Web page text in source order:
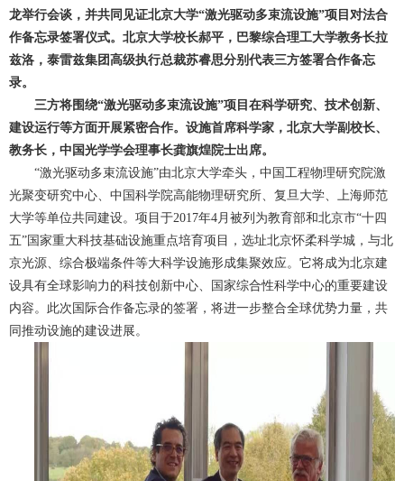
龙举行会谈，并共同见证北京大学“激光驱动多束流设施”项目对法合
作备忘录签署仪式。 北京大学校长郝平，巴黎综合理工大学教务长拉
兹洛，泰雷兹集团高级执行总裁苏睿思分别代表三方签署合作备忘
录。
三方将围绕“激光驱动多束流设施”项目在科学研究、技术创新、
建设运行等方面开展紧密合作。 设施首席科学家，北京大学副校长、
教务长，中国光学学会理事长龚旗煌院士出席。
“激光驱动多束流设施”由北京大学牵头，中国工程物理研究院激
光聚变研究中心、中国科学院高能物理研究所、复旦大学、上海师范
大学等单位共同建设。 项目于2017年4月被列为教育部和北京市“十四
五”国家重大科技基础设施重点培育项目，选址北京怀柔科学城，与北
京光源、综合极端条件等大科学设施形成集聚效应。 它将成为北京建
设具有全球影响力的科技创新中心、国家综合性科学中心的重要建设
内容。此次国际合作备忘录的签署，将进一步整合全球优势力量，共
同推动设施的建设进展。